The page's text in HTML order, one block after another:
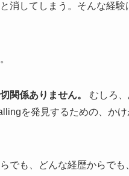
消してしまう。そんな経験
関係ありません。
むしろ
を発見するための、か
でも、どんな経歴からでも